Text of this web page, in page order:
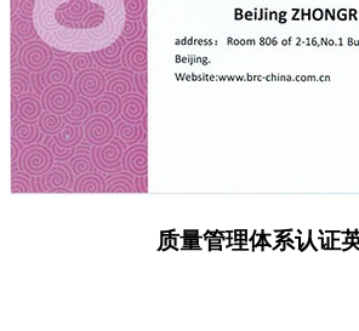
质量管理体系认证